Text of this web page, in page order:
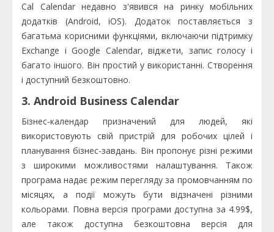
Cal Calendar недавно з'явився на ринку мобільних
додатків (Android, iOS). Додаток поставляється з
багатьма корисними функціями, включаючи підтримку
Exchange і Google Calendar, віджети, запис голосу і
багато іншого. Він простий у використанні. Створення
і доступний безкоштовно.
3. Android Business Calendar
Бізнес-календар призначений для людей, які
використовують свій пристрій для робочих цілей і
планування бізнес-завдань. Він пропонує різні режими
з широкими можливостями налаштування. Також
програма надає режим перегляду за промовчанням по
місяцях, а події можуть бути відзначені різними
кольорами. Повна версія програми доступна за 4.99$,
але також доступна безкоштовна версія для